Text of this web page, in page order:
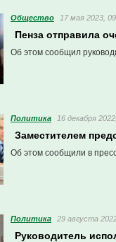
Общество 17 мая 2023,
Пенза отправила
Об этом сообщил
Политика 16 декабря
Заместителем
Об этом сообщили в
Политика 29 августа
Руководитель